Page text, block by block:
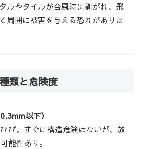
ルやタイルが台風時に剥がれ、飛
周囲に被害を与える恐れがありま
類と危険度
以下）
び。すぐに構造危険はないが、放
能性あり。